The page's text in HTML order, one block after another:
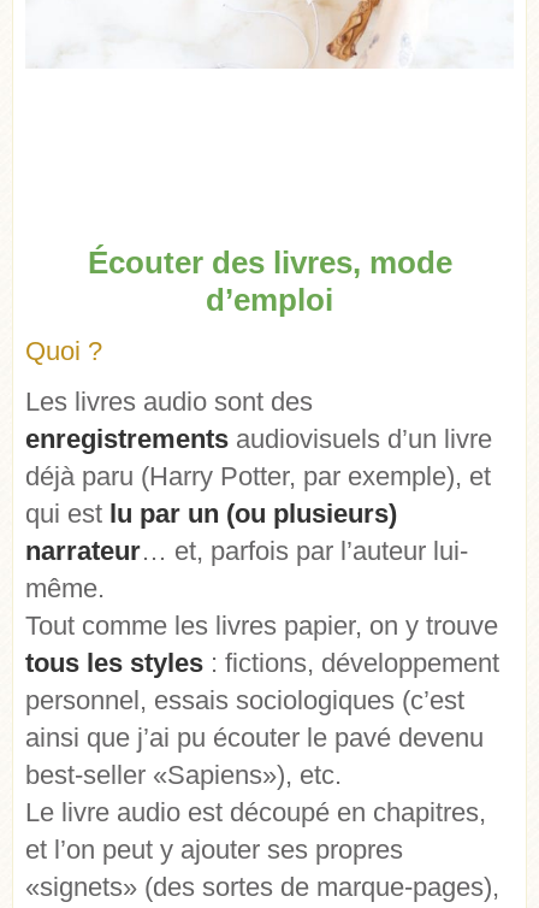
Écouter des livres, mode
d’emploi
Quoi ?
Les livres audio sont des
enregistrements audiovisuels d’un livre
déjà paru (Harry Potter, par exemple), et
qui est lu par un (ou plusieurs)
narrateur… et, parfois par l’auteur lui-
même.
Tout comme les livres papier, on y trouve
tous les styles : fictions, développement
personnel, essais sociologiques (c’est
ainsi que j’ai pu écouter le pavé devenu
best-seller «Sapiens»), etc.
Le livre audio est découpé en chapitres,
et l’on peut y ajouter ses propres
«signets» (des sortes de marque-pages),